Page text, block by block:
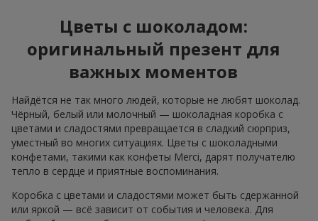
Цветы с шоколадом:
оригинальный презент для
важных моментов
Найдётся не так много людей, которые не любят шоколад.
Чёрный, белый или молочный — шоколадная коробка с
цветами и сладостями превращается в сладкий сюрприз,
уместный во многих ситуациях. Цветы с шоколадными
конфетами, такими как конфеты Merci, дарят получателю
тепло в сердце и приятные воспоминания.
Коробка с цветами и сладостями может быть сдержанной
или яркой — всё зависит от события и человека. Для